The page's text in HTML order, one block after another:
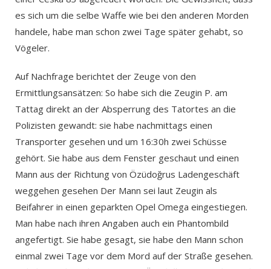
es sich um die selbe Waffe wie bei den anderen Morden
handele, habe man schon zwei Tage später gehabt, so
Vögeler.
Auf Nachfrage berichtet der Zeuge von den
Ermittlungsansätzen: So habe sich die Zeugin P. am
Tattag direkt an der Absperrung des Tatortes an die
Polizisten gewandt: sie habe nachmittags einen
Transporter gesehen und um 16:30h zwei Schüsse
gehört. Sie habe aus dem Fenster geschaut und einen
Mann aus der Richtung von Özüdoğrus Ladengeschäft
weggehen gesehen Der Mann sei laut Zeugin als
Beifahrer in einen geparkten Opel Omega eingestiegen.
Man habe nach ihren Angaben auch ein Phantombild
angefertigt. Sie habe gesagt, sie habe den Mann schon
einmal zwei Tage vor dem Mord auf der Straße gesehen.